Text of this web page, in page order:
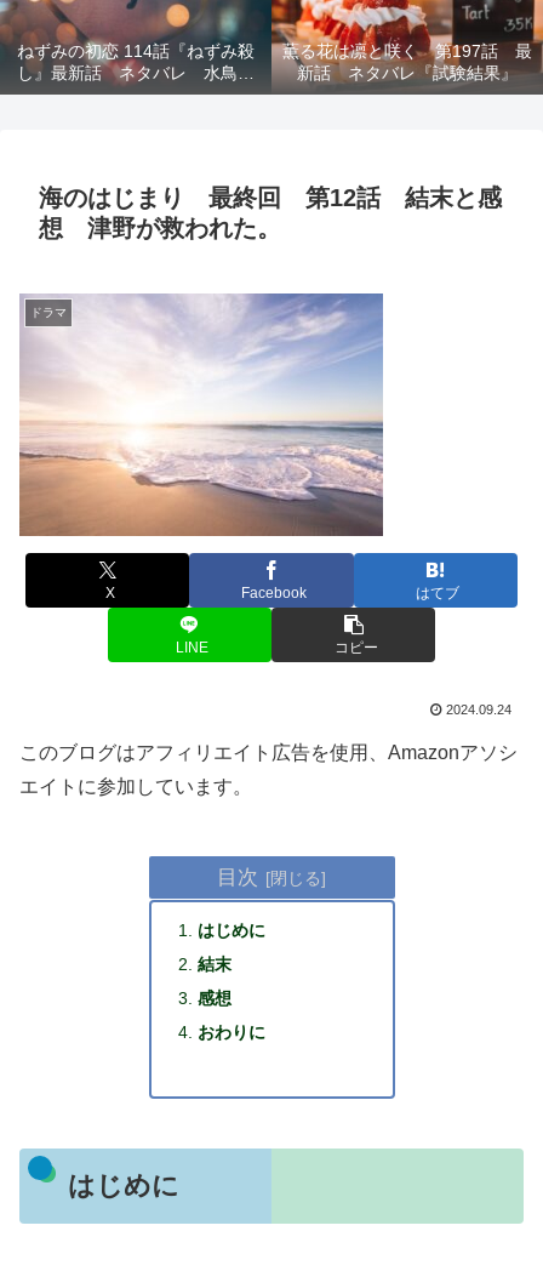
ねずみの初恋 114話『ねずみ殺
し』最新話 ネタバレ 水鳥死
亡 鯆を殺すか
薫る花は凛と咲く 第197話 最
新話 ネタバレ『試験結果』
海のはじまり 最終回 第12話 結末と感
想 津野が救われた。
ドラマ
X Facebook はてブ
LINE コピー
2024.09.24
このブログはアフィリエイト広告を使用、Amazonアソシ
エイトに参加しています。
目次
はじめに
結末
感想
おわりに
はじめに